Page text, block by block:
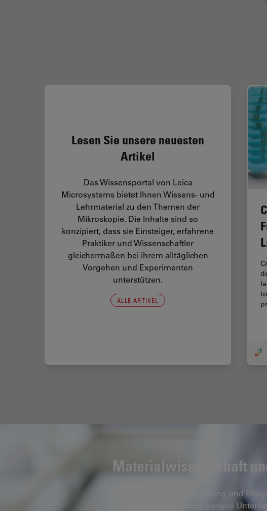
Lesen Sie unsere neuesten
Artikel
Das Wissensportal von Leica
Microsystems bietet Ihnen Wissens- und
Lehrmaterial zu den Themen der
Mikroskopie. Die Inhalte sind so
konzipiert, dass sie Einsteiger, erfahrene
Praktiker und Wissenschaftler
gleichermaßen bei ihrem alltäglichen
Vorgehen und Experimenten
unterstützen.
ALLE ARTIKEL
Materialwissenschaft
Optimale Probenvorbereitung und
für die zuverlässige und genaue